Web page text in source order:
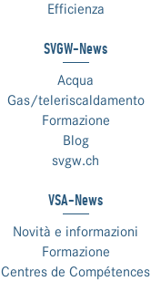
Efficienza
SVGW-News
Acqua
Gas/teleriscaldamento
Formazione
Blog
svgw.ch
VSA-News
Novità e informazioni
Formazione
Centres de Compétences